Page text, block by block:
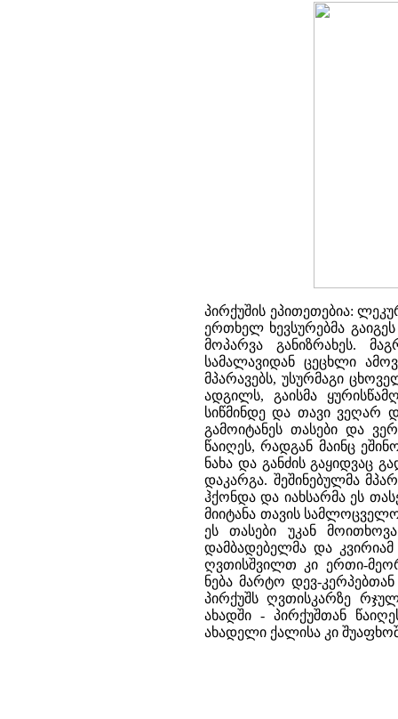
პირქუშის ეპითეთებია:
ერთხელ ხევსურებმა
მოპარვა განიზრახეს.
სამალავიდან ცეცხლი
მპარავებს, უსურმაგი
ადგილს, გაისმა
სიწმინდე და თავი ვეღარ
გამოიტანეს თასები და
წაიღეს, რადგან მაინც
ნახა და განძის გაყიდვაც
დაკარგა. შეშინებულმა
ჰქონდა და იახსარმა ეს
მიიტანა თავის
ეს თასები უკან
დამბადებელმა და
ღვთისშვილთ კი ერთი-
ნება მარტო დევ-
პირქუშს ღვთისკარზე
ახადში - პირქუშთან
ახადელი ქალისა კი